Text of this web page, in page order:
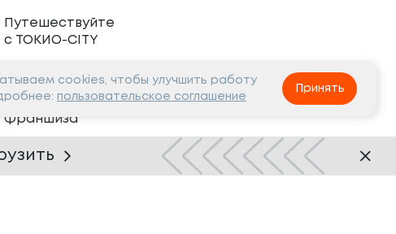
Путешествуйте
с ТОКИО-CITY
Партнёрам
Франшиза
Сотрудничество
cookies, чтобы улучшить работу
пользовательское соглашение
Принять